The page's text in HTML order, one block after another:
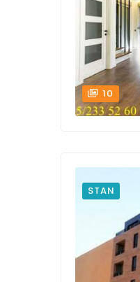
10
STAN